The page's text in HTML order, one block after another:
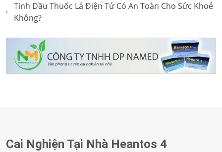
Tinh Dầu Thuốc Lá Điện Tử Có An Toàn Cho Sức Khoẻ
Không?
Cai Nghiện Tại Nhà Heantos 4